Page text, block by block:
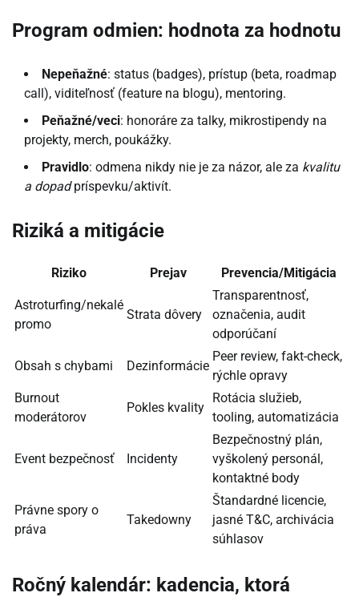
Program odmien: hodnota za hodnotu
Nepeňažné: status (badges), prístup (beta, roadmap
call), viditeľnosť (feature na blogu), mentoring.
Peňažné/veci: honoráre za talky, mikrostipendy na
projekty, merch, poukážky.
Pravidlo: odmena nikdy nie je za názor, ale za kvalitu
a dopadpríspevku/aktivít.
Riziká a mitigácie
Riziko Prejav Prevencia/Mitigácia
Astroturfing/nekalé
promo
Strata dôvery
Transparentnosť,
označenia, audit
odporúčaní
Obsah s chybami Dezinformácie
Peer review, fakt-check,
rýchle opravy
Burnout
moderátorov
Pokles kvality
Rotácia služieb,
tooling, automatizácia
Event bezpečnosť Incidenty
Bezpečnostný plán,
vyškolený personál,
kontaktné body
Právne spory o
práva
Takedowny
Štandardné licencie,
jasné T&C, archivácia
súhlasov
Ročný kalendár: kadencia, ktorá